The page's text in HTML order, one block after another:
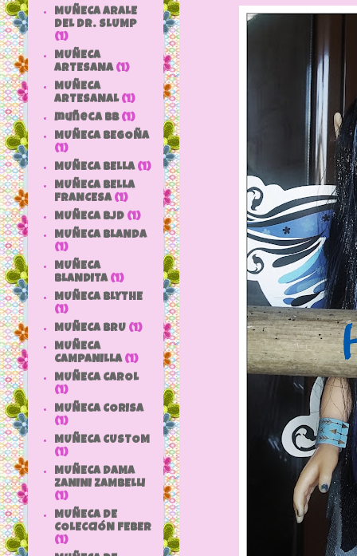
MUÑECA ARALE
DEL DR. SLUMP
(1)
MUÑECA
ARTESANA (1)
MUÑECA
ARTESANAL (1)
muñeca bb (1)
MUÑECA BEGOÑA
(1)
MUÑECA BELLA (1)
MUÑECA BELLA
FRANCESA (1)
MUÑECA BJD (1)
MUÑECA BLANDA
(1)
MUÑECA
BLANDITA (1)
MUÑECA BLYTHE
(1)
MUÑECA BRU (1)
MUÑECA
CAMPANILLA (1)
MUÑECA CAROL
(1)
MUÑECA CORISA
(1)
MUÑECA CUSTOM
(1)
MUÑECA DAMA
ZANINI ZAMBELLI
(1)
MUÑECA DE
COLECCIÓN FEBER
(1)